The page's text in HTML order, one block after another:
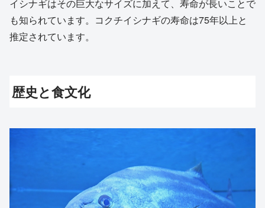
イシナギはその巨大なサイズに加えて、寿命が長いことで
も知られています。コクチイシナギの寿命は75年以上と
推定されています。
歴史と食文化